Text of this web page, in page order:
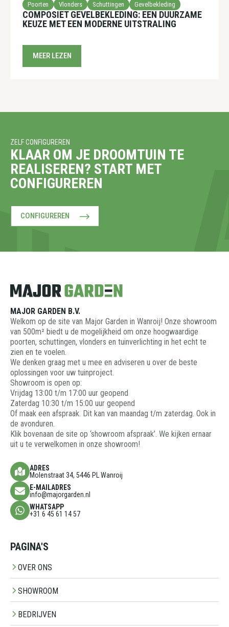
Poorten Vlonders Schuttingen Gevelbekleding
COMPOSIET GEVELBEKLEDING: EEN DUURZAME
KEUZE MET EEN MODERNE UITSTRALING
MEER LEZEN
ZELF CONFIGUREREN
KLAAR OM JE DROOMTUIN TE
REALISEREN? START MET
CONFIGUREREN
CONFIGUREREN
MAJOR GARDEN B.V.
Welkom op de site van Major Garden in Wanroij! Onze showroom
van 500m² biedt u de mogelijkheid om onze hoogwaardige
poorten, schuttingen, vlonders en tuinverlichting in het echt te
zien en te voelen.
We denken graag met u mee en adviseren u over de beste
oplossingen voor uw tuinproject.
Showroom is open op:
Vrijdag 13:00 t/m 17:00 uur geopend
Zaterdag 10:30 t/m 15:00 uur geopend
Of maak een afspraak. Dit kan van maandag t/m zaterdag. Ook in
de avonduren.
Klik bovenaan de site op ‘showroom afspraak’. We kijken ernaar
uit u te verwelkomen in onze showroom!
ADRES
Molenstraat 34, 5446 PL Wanroij
E-MAILADRES
info@majorgarden.nl
WHATSAPP
+31 6 45 61 14 57
PAGINA'S
OVER ONS
SHOWROOM
BEDRIJVEN